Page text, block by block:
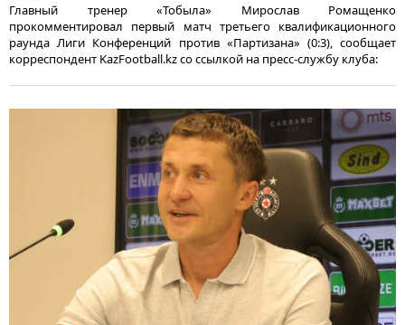
Главный тренер «Тобыла» Мирослав Ромащенко
прокомментировал первый матч третьего квалификационного
раунда Лиги Конференций против «Партизана» (0:3), сообщает
корреспондент KazFootball.kz со ссылкой на пресс-службу клуба: